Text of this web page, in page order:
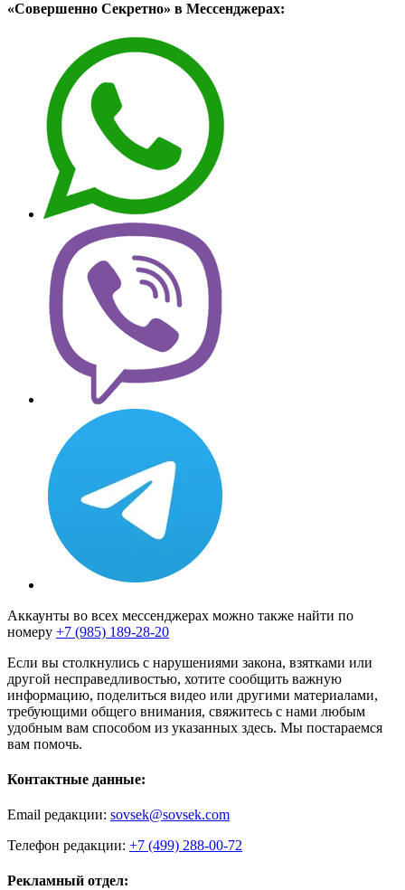
«Совершенно Секретно» в Мессенджерах:
Аккаунты во всех мессенджерах можно также найти по
номеру +7 (985) 189-28-20
Если вы столкнулись с нарушениями закона, взятками или
другой несправедливостью, хотите сообщить важную
информацию, поделиться видео или другими материалами,
требующими общего внимания, свяжитесь с нами любым
удобным вам способом из указанных здесь. Мы постараемся
вам помочь.
Контактные данные:
Email редакции: sovsek@sovsek.com
Телефон редакции: +7 (499) 288-00-72
Рекламный отдел: